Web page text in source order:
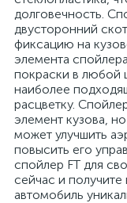
долговечность.
двусторонний
фиксацию на
элемента
покраски в любой
наиболее
расцветку.
элемент кузова,
может улучшить
повысить его
спойлер FT для
сейчас и
автомобиль